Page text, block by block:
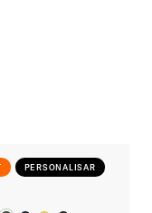
PERSONALISAR